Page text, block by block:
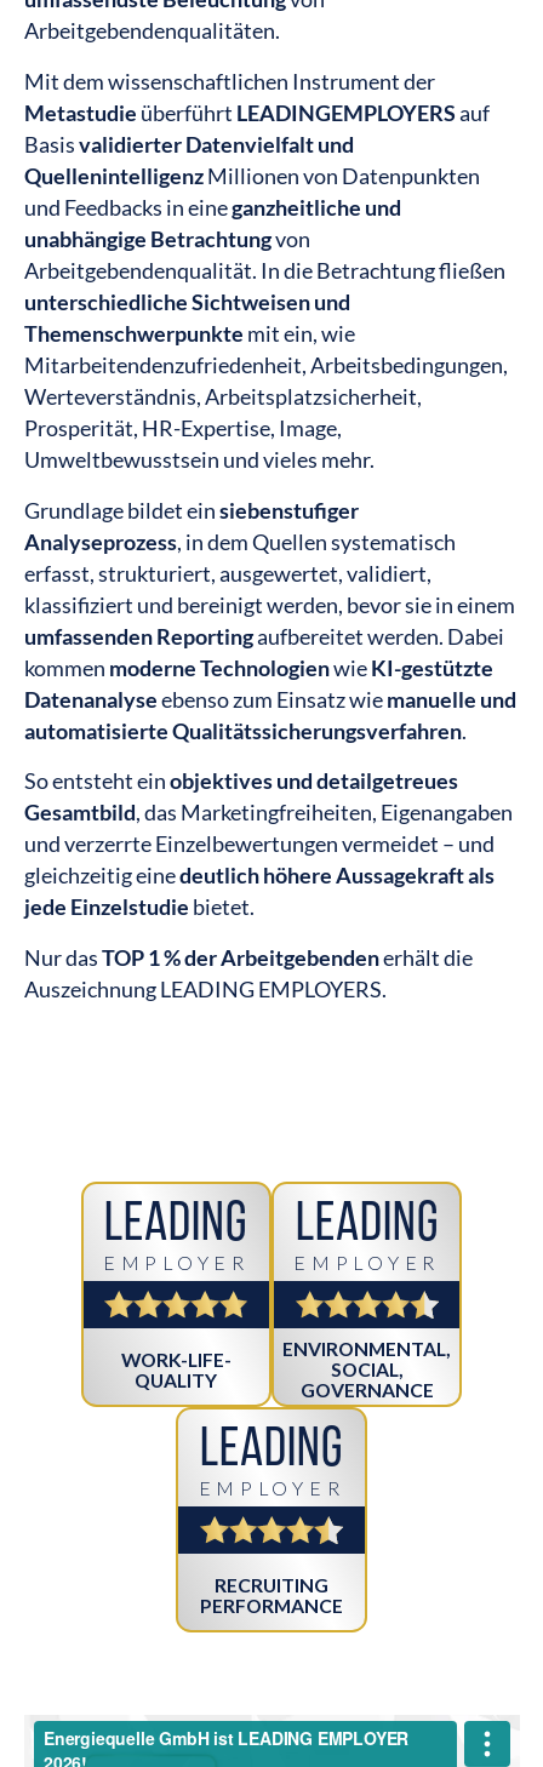
Arbeitgebendenqualitäten.
Mit dem wissenschaftlichen Instrument der
Metastudie überführt LEADINGEMPLOYERSauf
Basisvalidierter Datenvielfalt und
QuellenintelligenzMillionen von Datenpunkten
und Feedbacks in eineganzheitliche und
unabhängige Betrachtungvon
Arbeitgebendenqualität. In die Betrachtung fließen
unterschiedliche Sichtweisen und
Themenschwerpunkte mit ein, wie
Mitarbeitendenzufriedenheit, ​Arbeitsbedingungen,
Werteverständnis, Arbeitsplatzsicherheit,
Prosperität, HR-Expertise, Image,
Umweltbewusstsein und vieles mehr.
Grundlage bildet einsiebenstufiger
Analyseprozess, in dem Quellen systematisch
erfasst, strukturiert, ausgewertet, validiert,
klassifiziert und bereinigt werden, bevor sie in einem
umfassenden Reportingaufbereitet werden. Dabei
kommen moderne TechnologienwieKI-gestützte
Datenanalyseebenso zum Einsatz wiemanuelle und
automatisierte Qualitätssicherungsverfahren.
So entsteht einobjektives und detailgetreues
Gesamtbild, das Marketingfreiheiten, Eigenangaben
und verzerrte Einzelbewertungen vermeidet – und
gleichzeitig einedeutlich höhere Aussagekraft als
jede Einzelstudie bietet.
Nur dasTOP 1 % der Arbeitgebendenerhält die
Auszeichnung LEADING EMPLOYERS.
Leading
EMPLOYER
WORK-LIFE-
QUALITY
Leading
EMPLOYER
ENVIRONMENTAL,
SOCIAL,
GOVERNANCE
Leading
EMPLOYER
RECRUITING
PERFORMANCE